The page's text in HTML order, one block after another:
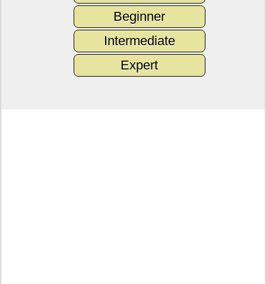
Beginner
Intermediate
Expert